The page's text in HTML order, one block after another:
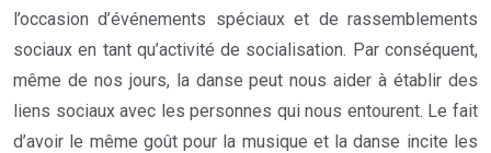
l’occasion d’événements spéciaux et de rassemblements
sociaux en tant qu’activité de socialisation. Par conséquent,
même de nos jours, la danse peut nous aider à établir des
liens sociaux avec les personnes qui nous entourent. Le fait
d’avoir le même goût pour la musique et la danse incite les